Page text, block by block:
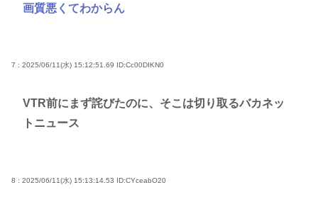
画質悪くてわからん
7 : 2025/06/11(水) 15:12:51.69 ID:Cc00DIKN0
VTR前にまず詫びたのに、そこは切り取るバカネッ
トニュース
8 : 2025/06/11(水) 15:13:14.53 ID:CYceabO20